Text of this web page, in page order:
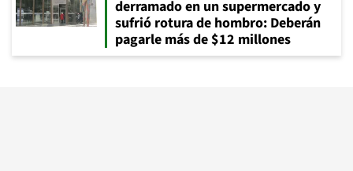
derramado en un supermercado y
sufrió rotura de hombro: Deberán
pagarle más de $12 millones